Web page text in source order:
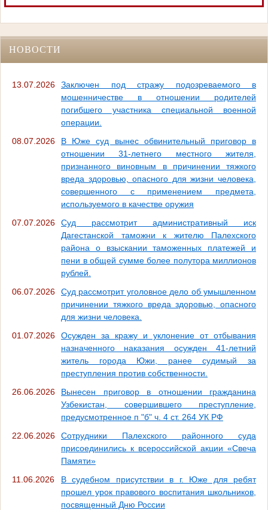
НОВОСТИ
13.07.2026
Заключен под стражу подозреваемого в
мошенничестве в отношении родителей
погибшего участника специальной военной
операции.
08.07.2026
В Юже суд вынес обвинительный приговор в
отношении 31-летнего местного жителя,
признанного виновным в причинении тяжкого
вреда здоровью, опасного для жизни человека,
совершенного с применением предмета,
используемого в качестве оружия
07.07.2026
Суд рассмотрит административный иск
Дагестанской таможни к жителю Палехского
района о взыскании таможенных платежей и
пени в общей сумме более полутора миллионов
рублей.
06.07.2026
Суд рассмотрит уголовное дело об умышленном
причинении тяжкого вреда здоровью, опасного
для жизни человека.
01.07.2026
Осужден за кражу и уклонение от отбывания
назначенного наказания осужден 41-летний
житель города Южи, ранее судимый за
преступления против собственности.
26.06.2026
Вынесен приговор в отношении гражданина
Узбекистан, совершившего преступление,
предусмотренное п "б" ч. 4 ст. 264 УК РФ
22.06.2026
Сотрудники Палехского районного суда
присоединились к всероссийской акции «Свеча
Памяти»
11.06.2026
В судебном присутствии в г. Юже для ребят
прошел урок правового воспитания школьников,
посвященный Дню России